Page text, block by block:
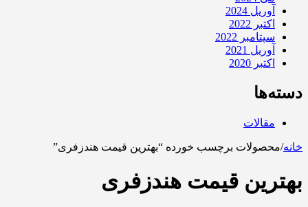
آوریل 2024
اکتبر 2022
سپتامبر 2022
آوریل 2021
اکتبر 2020
دسته‌ها
مقالات
خانه/محصولات برچسب خورده “بهترین قیمت هندزفری”
بهترین قیمت هندزفری